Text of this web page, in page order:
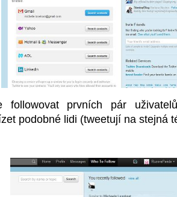
followovat prvních pár
podobné lidi (tweetují na stejná